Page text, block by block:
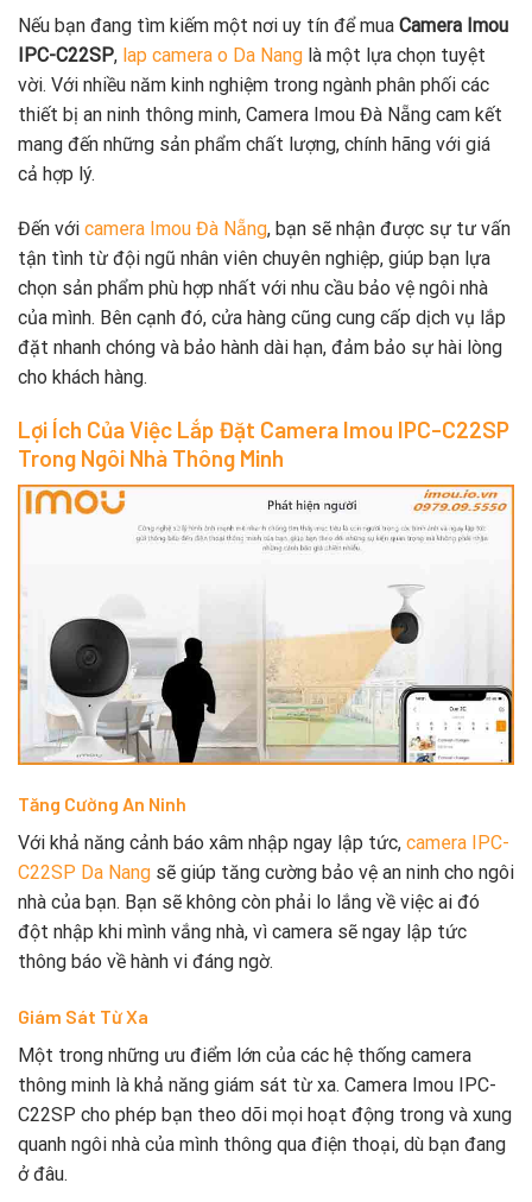
Nếu bạn đang tìm kiếm một nơi uy tín để mua Camera Imou
IPC-C22SP, lap camera o Da Nang là một lựa chọn tuyệt
vời. Với nhiều năm kinh nghiệm trong ngành phân phối các
thiết bị an ninh thông minh, Camera Imou Đà Nẵng cam kết
mang đến những sản phẩm chất lượng, chính hãng với giá
cả hợp lý.
Đến với camera Imou Đà Nẵng, bạn sẽ nhận được sự tư vấn
tận tình từ đội ngũ nhân viên chuyên nghiệp, giúp bạn lựa
chọn sản phẩm phù hợp nhất với nhu cầu bảo vệ ngôi nhà
của mình. Bên cạnh đó, cửa hàng cũng cung cấp dịch vụ lắp
đặt nhanh chóng và bảo hành dài hạn, đảm bảo sự hài lòng
cho khách hàng.
Lợi Ích Của Việc Lắp Đặt Camera Imou IPC-C22SP
Trong Ngôi Nhà Thông Minh
Tăng Cường An Ninh
Với khả năng cảnh báo xâm nhập ngay lập tức, camera IPC-
C22SP Da Nang sẽ giúp tăng cường bảo vệ an ninh cho ngôi
nhà của bạn. Bạn sẽ không còn phải lo lắng về việc ai đó
đột nhập khi mình vắng nhà, vì camera sẽ ngay lập tức
thông báo về hành vi đáng ngờ.
Giám Sát Từ Xa
Một trong những ưu điểm lớn của các hệ thống camera
thông minh là khả năng giám sát từ xa. Camera Imou IPC-
C22SP cho phép bạn theo dõi mọi hoạt động trong và xung
quanh ngôi nhà của mình thông qua điện thoại, dù bạn đang
ở đâu.